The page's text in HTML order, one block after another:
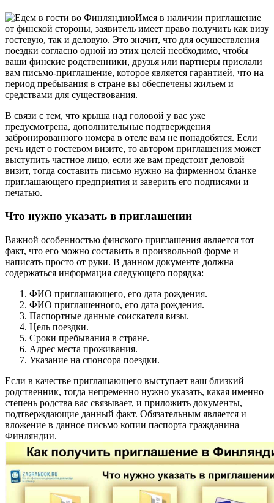
Имея в наличии приглашение
от финской стороны, заявитель имеет право получить как визу
гостевую, так и деловую. Это значит, что для осуществления
поездки согласно одной из этих целей необходимо, чтобы
ваши финские родственники, друзья или партнеры прислали
вам письмо-приглашение, которое является гарантией, что на
период пребывания в стране вы обеспечены жильем и
средствами для существования.
В связи с тем, что крыша над головой у вас уже
предусмотрена, дополнительные подтверждения
забронированного номера в отеле вам не понадобятся. Если
речь идет о гостевом визите, то автором приглашения может
выступить частное лицо, если же вам предстоит деловой
визит, тогда составить письмо нужно на фирменном бланке
приглашающего предприятия и заверить его подписями и
печатью.
Что нужно указать в приглашении
Важной особенностью финского приглашения является тот
факт, что его можно составить в произвольной форме и
написать просто от руки. В данном документе должна
содержаться информация следующего порядка:
ФИО приглашающего, его дата рождения.
ФИО приглашенного, его дата рождения.
Паспортные данные соискателя визы.
Цель поездки.
Сроки пребывания в стране.
Адрес места проживания.
Указание на спонсора поездки.
Если в качестве приглашающего выступает ваш близкий
родственник, тогда непременно нужно указать, какая именно
степень родства вас связывает, и приложить документы,
подтверждающие данный факт. Обязательным является и
вложение в данное письмо копии паспорта гражданина
Финляндии.